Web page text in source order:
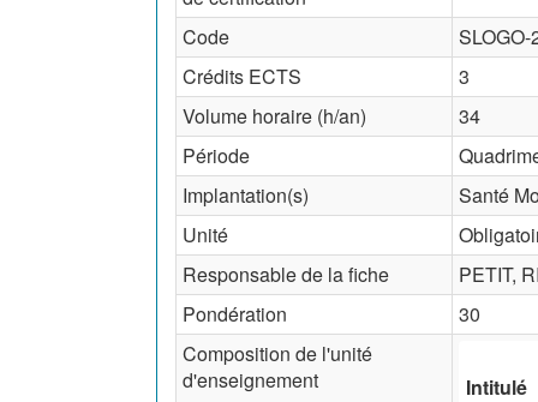
Code
SLOGO-
Crédits ECTS
3
Volume horaire (h/an)
34
Période
Implantation(s)
Santé
Unité
Responsable de la fiche
PETIT,
Pondération
30
Composition de l'unité
d'enseignement
Intitulé